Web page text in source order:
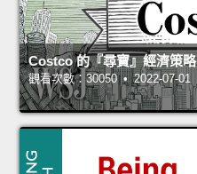
Costco 的『尋寶』經濟策略
觀看次數：30050 • 2022-07-01